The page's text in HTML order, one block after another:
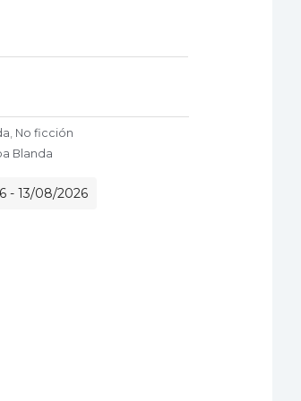
, No ficción
Blanda
- 13/08/2026